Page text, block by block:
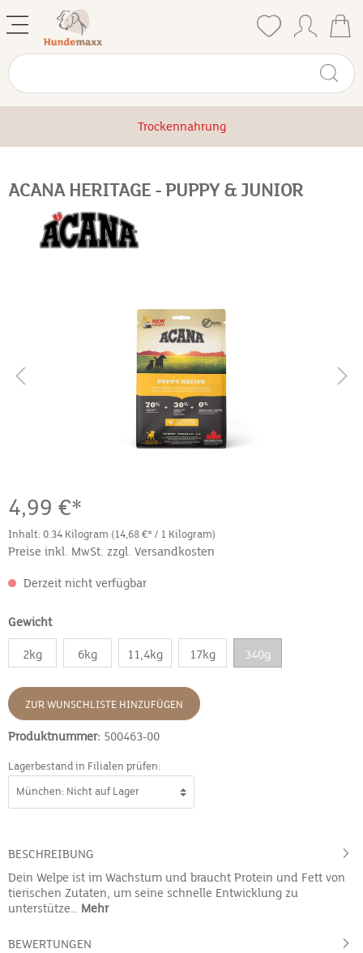
Trockennahrung
ACANA HERITAGE - PUPPY & JUNIOR
4,99 €*
Inhalt: 0.34 Kilogram (14,68 €* / 1 Kilogram)
Preise inkl. MwSt. zzgl. Versandkosten
Derzeit nicht verfügbar
Gewicht
2kg 6kg 11,4kg 17kg 340g
ZUR WUNSCHLISTE HINZUFÜGEN
Produktnummer: 500463-00
Lagerbestand in Filialen prüfen:
BESCHREIBUNG
Dein Welpe ist im Wachstum und braucht Protein und Fett von
tierischen Zutaten, um seine schnelle Entwicklung zu
unterstütze… Mehr
BEWERTUNGEN